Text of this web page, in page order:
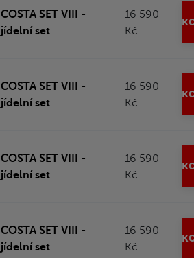
COSTA SET VIII -
jídelní set
16 590
Kč
COSTA SET VIII -
jídelní set
16 590
Kč
COSTA SET VIII -
jídelní set
16 590
Kč
COSTA SET VIII -
jídelní set
16 590
Kč